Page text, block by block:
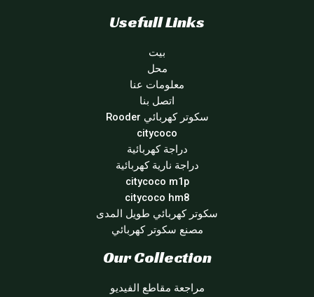
Usefull Links
بيت
محل
معلومات عنا
اتصل بنا
سكوتر كهربائي Rooder
citycoco
دراجة كهربائية
دراجة نارية كهربائية
citycoco m1p
citycoco hm8
سكوتر كهربائي طويل المدى
مصنع سكوتر كهربائي
Our Collection
مراجعة مقاطع الفيديو